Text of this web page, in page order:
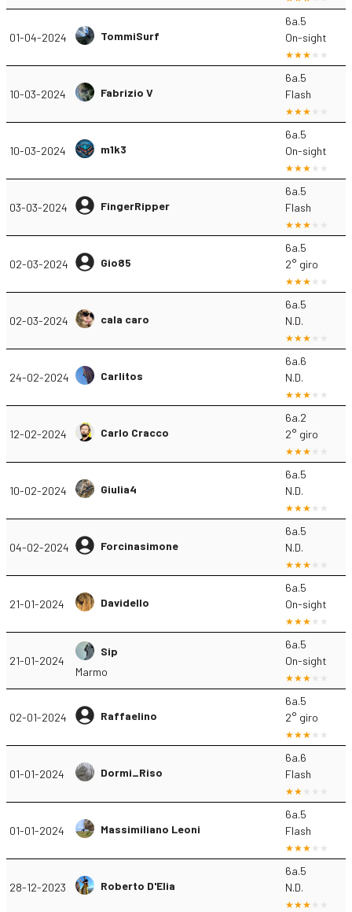
01-04-2024 TommiSurf
6a.5
On-sight
10-03-2024 Fabrizio V
6a.5
Flash
10-03-2024 m1k3
6a.5
On-sight
03-03-2024 FingerRipper
6a.5
Flash
02-03-2024 Gio85
6a.5
2° giro
02-03-2024 cala caro
6a.5
N.D.
24-02-2024 Carlitos
6a.6
N.D.
12-02-2024 Carlo Cracco
6a.2
2° giro
10-02-2024 Giulia4
6a.5
N.D.
04-02-2024 Forcinasimone
6a.5
N.D.
21-01-2024 Davidello
6a.5
On-sight
21-01-2024
Sip
Marmo
6a.5
On-sight
02-01-2024 Raffaelino
6a.5
2° giro
01-01-2024 Dormi_Riso
6a.6
Flash
01-01-2024 Massimiliano Leoni
6a.5
Flash
28-12-2023 Roberto D'Elia
6a.5
N.D.